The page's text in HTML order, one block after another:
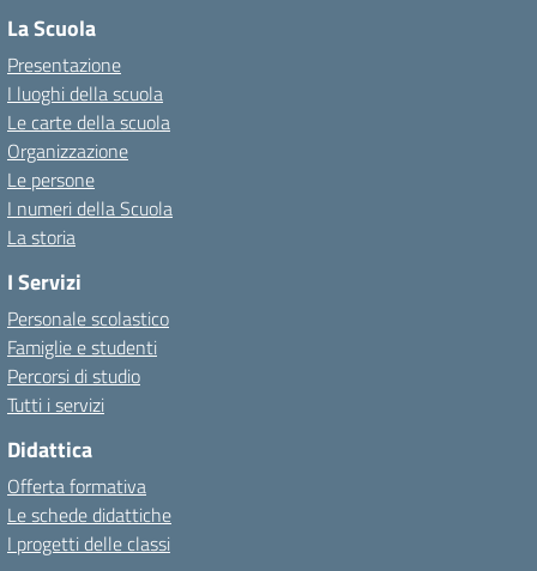
La Scuola
Presentazione
I luoghi della scuola
Le carte della scuola
Organizzazione
Le persone
I numeri della Scuola
La storia
I Servizi
Personale scolastico
Famiglie e studenti
Percorsi di studio
Tutti i servizi
Didattica
Offerta formativa
Le schede didattiche
I progetti delle classi